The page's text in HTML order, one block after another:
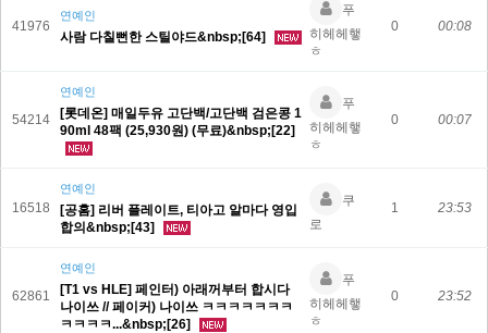
41976
연예인
사람 다칠뻔한 스틸야드&nbsp;[64]
푸
히헤헤햏
ㅎ
0 00:08
54214
연예인
[롯데온] 매일두유 고단백/고단백 검은콩 1
90ml 48팩 (25,930원) (무료)&nbsp;[22]
푸
히헤헤햏
ㅎ
0 00:07
16518
연예인
[공홈] 리버 플레이트, 티아고 알마다 영입
합의&nbsp;[43]
쿠
로
1 23:53
62861
연예인
[T1 vs HLE] 페인터) 아래꺼부터 합시다
나이쓰 // 페이커) 나이쓰 ㅋㅋㅋㅋㅋㅋㅋ
ㅋㅋㅋㅋ...&nbsp;[26]
푸
히헤헤햏
ㅎ
0 23:52